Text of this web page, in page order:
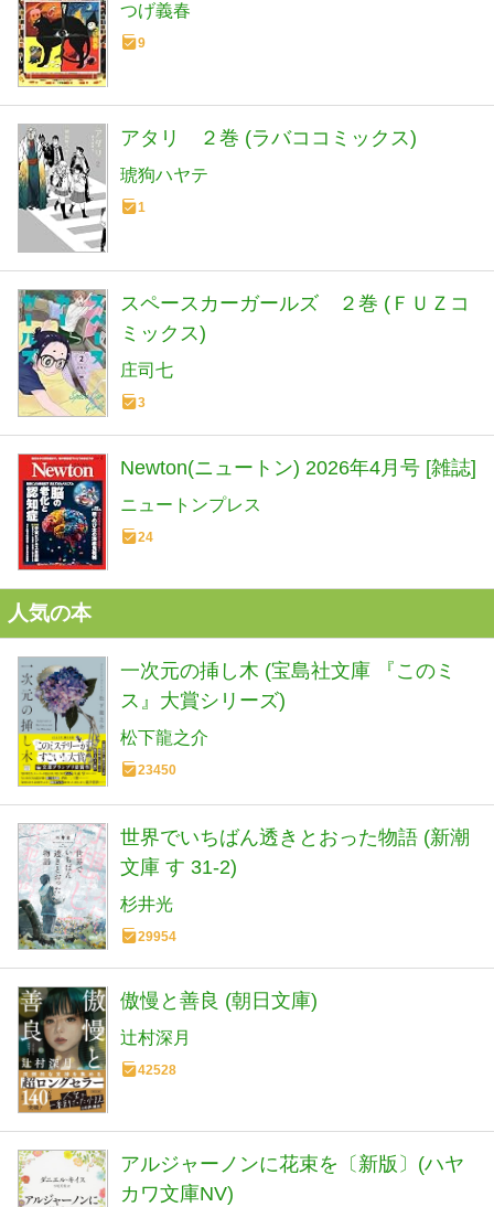
つげ義春
9
アタリ ２巻 (ラバココミックス)
琥狗ハヤテ
1
スペースカーガールズ ２巻 (ＦＵＺコ
ミックス)
庄司七
3
Newton(ニュートン) 2026年4月号 [雑誌]
ニュートンプレス
24
人気の本
一次元の挿し木 (宝島社文庫 『このミ
ス』大賞シリーズ)
松下龍之介
23450
世界でいちばん透きとおった物語 (新潮
文庫 す 31-2)
杉井光
29954
傲慢と善良 (朝日文庫)
辻村深月
42528
アルジャーノンに花束を〔新版〕(ハヤ
カワ文庫NV)